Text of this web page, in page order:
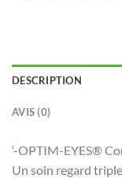
DESCRIPTION
AVIS (0)
‘-OPTIM-EYES®
Un soin regard